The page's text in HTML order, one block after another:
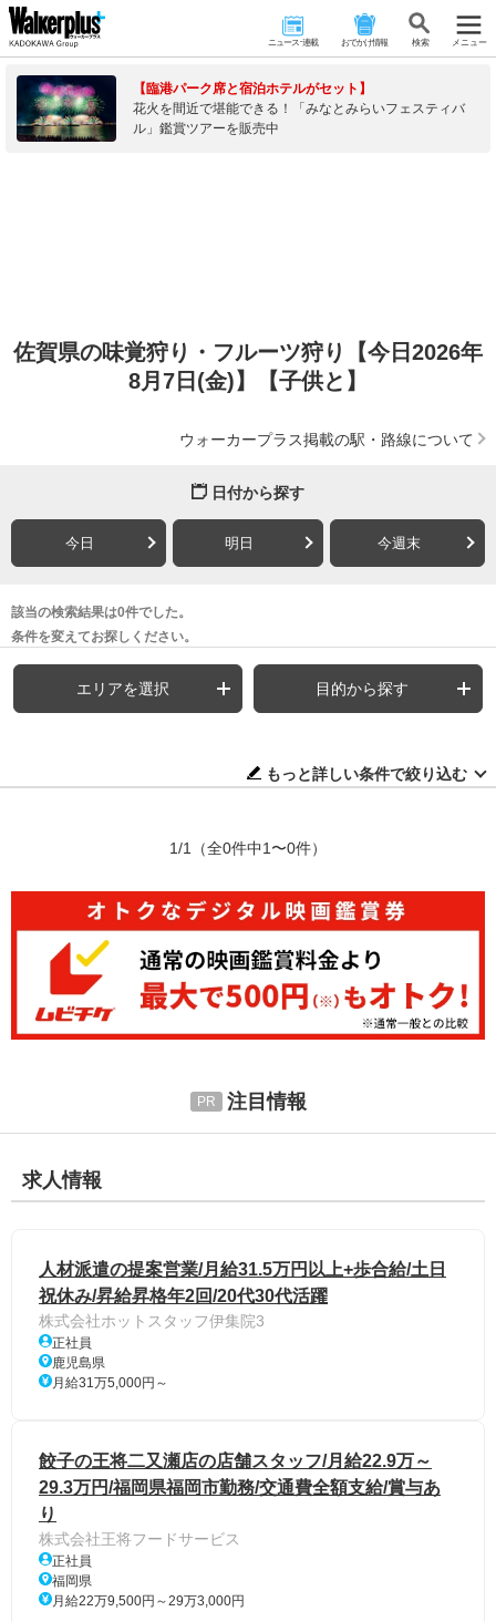
ニュース･連載 おでかけ情報 検 索 メニュー
【臨港パーク席と宿泊ホテルがセット】
花火を間近で堪能できる！「みなとみらいフェスティバ
ル」鑑賞ツアーを販売中
佐賀県の味覚狩り・フルーツ狩り【今日2026年
8月7日(金)】【子供と】
ウォーカープラス掲載の駅・路線について
日付から探す
今日 明日 今週末
該当の検索結果は0件でした。
条件を変えてお探しください。
エリアを選択 目的から探す
もっと詳しい条件で絞り込む
1/1 （全0件中1〜0件）
注目情報
求人情報
人材派遣の提案営業/月給31.5万円以上+歩合給/土日
祝休み/昇給昇格年2回/20代30代活躍
株式会社ホットスタッフ伊集院3
正社員
鹿児島県
月給31万5,000円～
餃子の王将二又瀬店の店舗スタッフ/月給22.9万～
29.3万円/福岡県福岡市勤務/交通費全額支給/賞与あ
り
株式会社王将フードサービス
正社員
福岡県
月給22万9,500円～29万3,000円